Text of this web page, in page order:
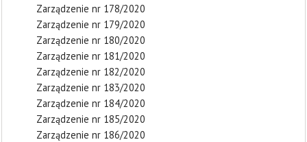
Zarządzenie nr 178/2020
Zarządzenie nr 179/2020
Zarządzenie nr 180/2020
Zarządzenie nr 181/2020
Zarządzenie nr 182/2020
Zarządzenie nr 183/2020
Zarządzenie nr 184/2020
Zarządzenie nr 185/2020
Zarządzenie nr 186/2020